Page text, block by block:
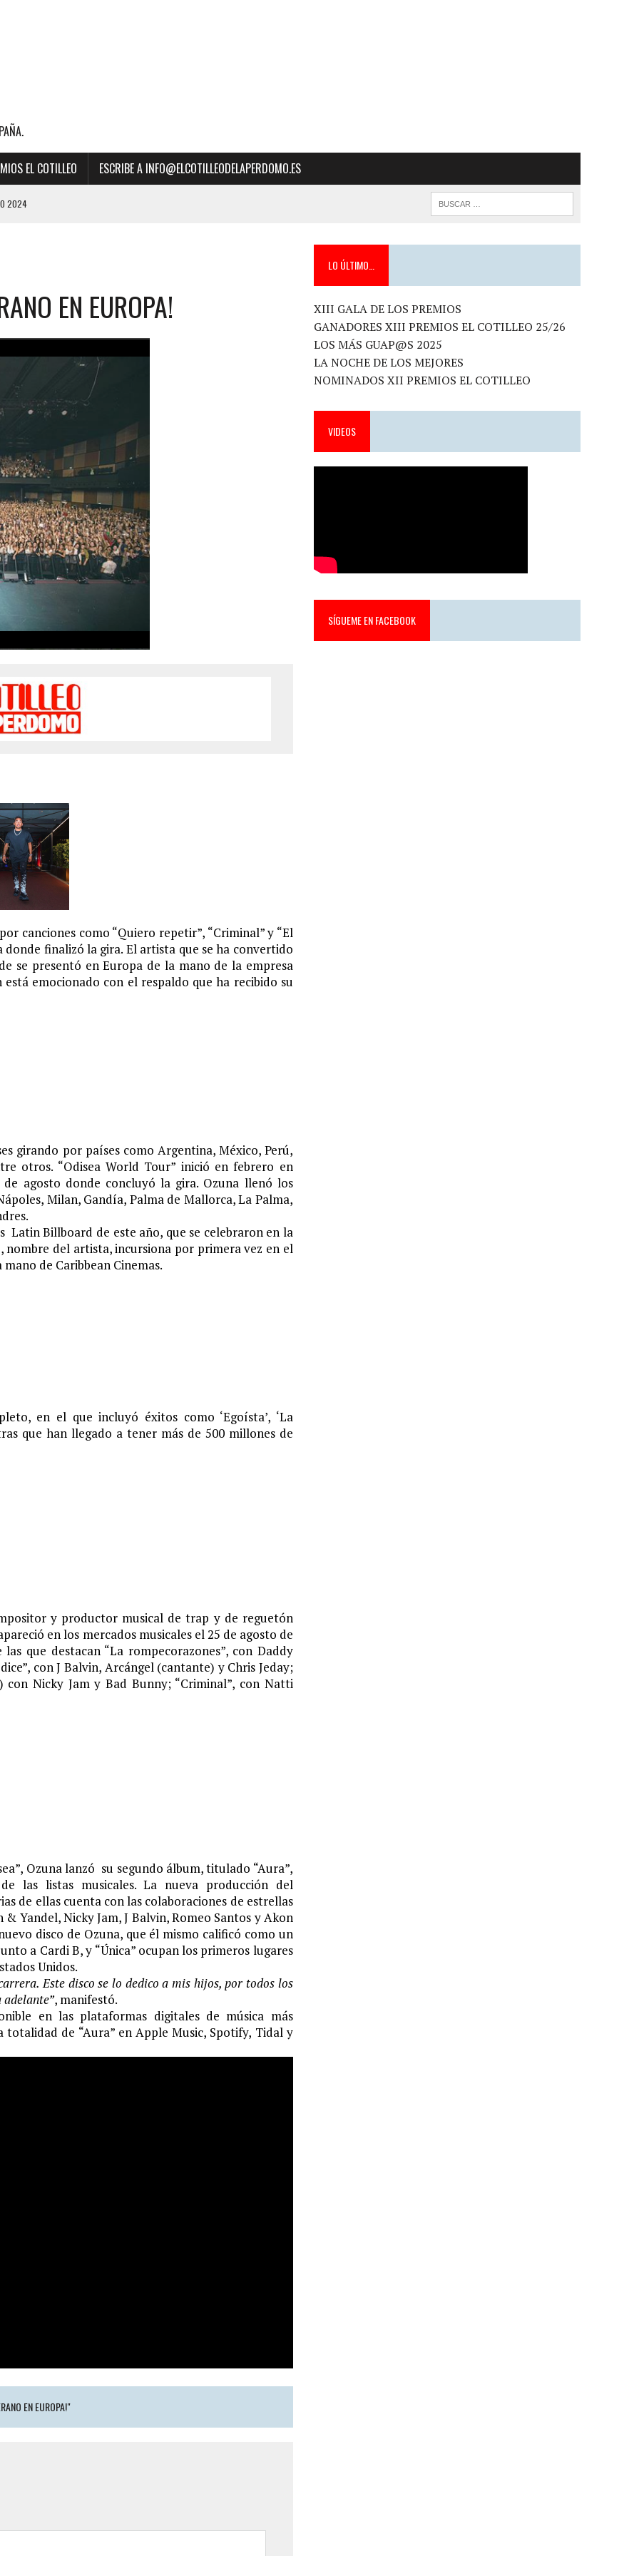
EL COTILLEO ESCRIBE A INFO@ELCOTILLEODELAPERDOMO.ES
2024
ESTE 17 DE MARZO
EN LA X GALA DE LOS PREMIOS EL COTILLEO
LA CANTINA!
DE SANDRA LORENA PERDOMO EN YOUTUBE, «EL COTILLEO DE LA PERDOMO
SENCILLOS DE SU DISCO «SECO»
EN EUROPA!
canciones como “Quiero repetir”, “Criminal” y “El
finalizó la gira. El artista que se ha convertido
se presentó en Europa de la mano de la empresa
emocionado con el respaldo que ha recibido su
girando por países como Argentina, México, Perú,
otros. “Odisea World Tour” inició en febrero en
agosto donde concluyó la gira. Ozuna llenó los
Milan, Gandía, Palma de Mallorca, La Palma,
Latin Billboard de este año, que se celebraron en la
nombre del artista, incursiona por primera vez en el
de Caribbean Cinemas.
en el que incluyó éxitos como ‘Egoísta’, ‘La
que han llegado a tener más de 500 millones de
y productor musical de trap y de reguetón
en los mercados musicales el 25 de agosto de
que destacan “La rompecorazones”, con Daddy
con J Balvin, Arcángel (cantante) y Chris Jeday;
con Nicky Jam y Bad Bunny; “Criminal”, con Natti
Ozuna lanzó su segundo álbum, titulado “Aura”,
las listas musicales. La nueva producción del
de ellas cuenta con las colaboraciones de estrellas
Yandel, Nicky Jam, J Balvin, Romeo Santos y Akon
disco de Ozuna, que él mismo calificó como un
a Cardi B, y “Única” ocupan los primeros lugares
Unidos.
Este disco se lo dedico a mis hijos, por todos los
, manifestó.
en las plataformas digitales de música más
de “Aura” en Apple Music, Spotify, Tidal y
EN EUROPA!"
LO ÚLTIMO…
XIII GALA DE LOS PREMIOS
GANADORES XIII PREMIOS EL COTILLEO 25/26
LOS MÁS GUAP@S 2025
LA NOCHE DE LOS MEJORES
NOMINADOS XII PREMIOS EL COTILLEO
VIDEOS
SÍGUEME EN FACEBOOK